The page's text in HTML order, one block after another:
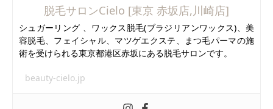
脱毛サロンCielo [東京 赤坂店,川崎店]
シュガーリング 、ワックス脱毛(ブラジリアンワックス)、美
容脱毛、フェイシャル、マツゲエクステ、まつ毛パーマの施
術を受けられる東京都港区赤坂にある脱毛サロンです。
beauty-cielo.jp